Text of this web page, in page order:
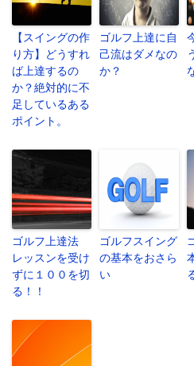
【スイングの作
り方】どうすれ
ば上達するの
か？絶対的に不
足しているある
ポイント。
ゴルフ上達に自
己流はダメなの
か？
ゴルフ上達法
レッスンを受け
ずに１００を切
る！！
ゴルフスイング
の基本をおさら
い